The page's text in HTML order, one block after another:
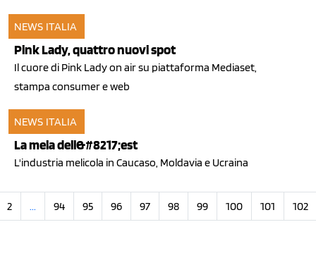
NEWS ITALIA
15 nov 2010
Pink Lady, quattro nuovi spot
Il cuore di Pink Lady on air su piattaforma Mediaset,
stampa consumer e web
NEWS ITALIA
11 nov 2010
La mela dell&#8217;est
L'industria melicola in Caucaso, Moldavia e Ucraina
2 ... 94 95 96 97 98 99 100 101 102